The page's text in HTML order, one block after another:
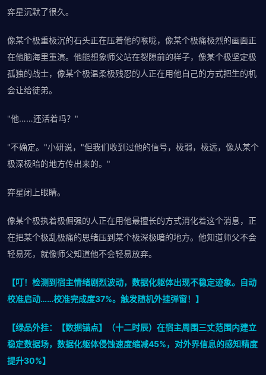
弈星沉默了很久。
像某个极重极沉的石头正在压着他的喉咙，像某个极痛极烈的画面正
在他脑海里重演。他能想象师父站在裂隙前的样子，像某个极坚定极
孤独的战士，像某个极温柔极残忍的人正在用他自己的方式把生的机
会让给徒弟。
"他……还活着吗？"
"不确定。"小研说，"但我们收到过他的信号，极弱，极远，像从某个
极深极暗的地方传出来的。"
弈星闭上眼睛。
像某个极执着极倔强的人正在用他最擅长的方式消化着这个消息，正
在把某个极乱极痛的思绪压到某个极深极暗的地方。他知道师父不会
轻易死，就像师父知道他不会轻易放弃。
【叮！检测到宿主情绪剧烈波动，数据化躯体出现不稳定迹象。自动
校准启动……校准完成度37%。触发随机外挂弹窗！】
【绿品外挂：【数据锚点】（十二时辰）在宿主周围三丈范围内建立
稳定数据场，数据化躯体侵蚀速度缩减45%，对外界信息的感知精度
提升30%】